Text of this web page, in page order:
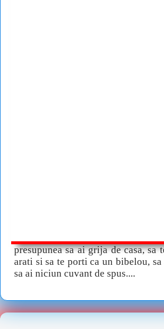
presupunea sa ai grija de casa, sa
arati si sa te porti ca un bibelou,
sa ai niciun cuvant de spus....